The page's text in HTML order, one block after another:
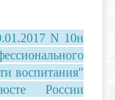
N 10н
воспитания"
России